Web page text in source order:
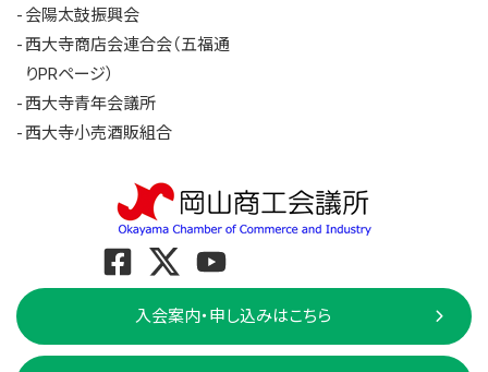
会陽太鼓振興会
西大寺商店会連合会（五福通
りPRページ）
西大寺青年会議所
西大寺小売酒販組合
入会案内・申し込みはこちら